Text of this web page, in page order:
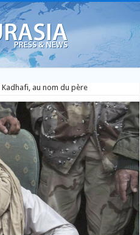
au nom du père